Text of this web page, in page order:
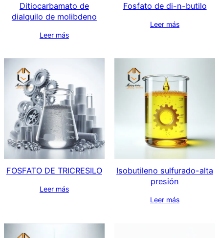
Ditiocarbamato de
dialquilo de molibdeno
Leer más
Fosfato de di-n-butilo
Leer más
FOSFATO DE TRICRESILO
Leer más
Isobutileno sulfurado-alta
presión
Leer más